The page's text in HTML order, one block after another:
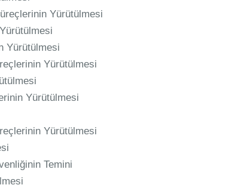
Yürütülmesi
Yürütülmesi
Yürütülmesi
Yürütülmesi
Yürütülmesi
Temini